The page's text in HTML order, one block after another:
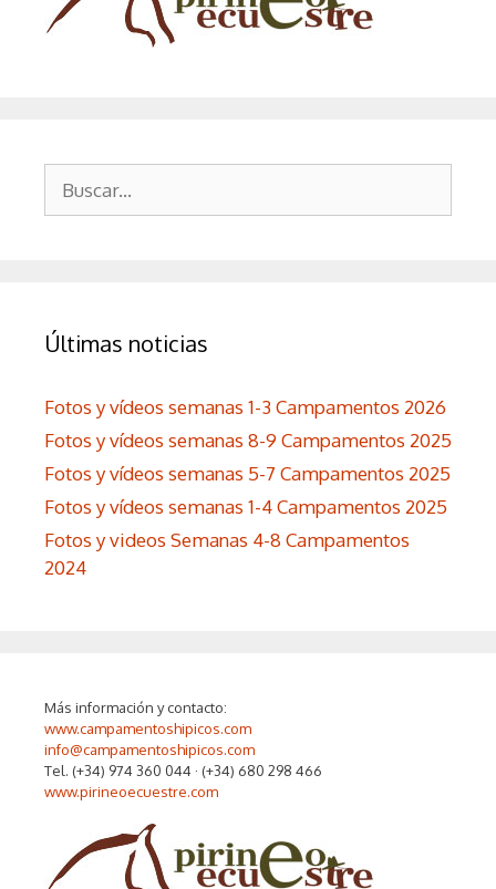
Últimas noticias
Fotos y vídeos semanas 1-3 Campamentos 2026
Fotos y vídeos semanas 8-9 Campamentos 2025
Fotos y vídeos semanas 5-7 Campamentos 2025
Fotos y vídeos semanas 1-4 Campamentos 2025
Fotos y videos Semanas 4-8 Campamentos
2024
Más información y contacto:
www.campamentoshipicos.com
info@campamentoshipicos.com
Tel. (+34) 974 360 044 · (+34) 680 298 466
www.pirineoecuestre.com